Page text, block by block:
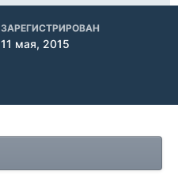
ЗАРЕГИСТРИРОВАН
11 мая, 2015